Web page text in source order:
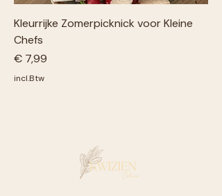
Kleurrijke Zomerpicknick voor Kleine
Chefs
Prijs
€ 7,99
incl.Btw